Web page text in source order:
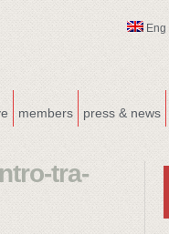
Eng
members press & news
tra-